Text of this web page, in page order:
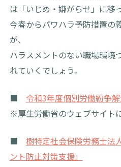
は「いじめ・嫌がらせ」に移
今春からパワハラ予防措置の
が、
ハラスメントのない職場環境
れていくでしょう。
■ 令和3年度個別労働紛争
※厚生労働省のウェブサイト
■ 樹特定社会保険労務士法
ント防止対策支援」